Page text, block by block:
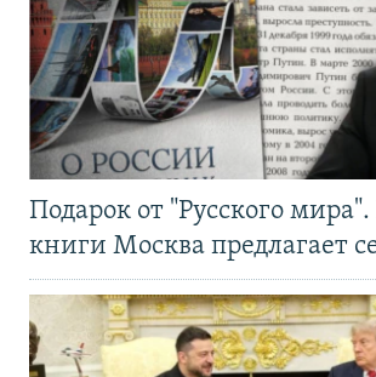
Подарок от "Русского
книги Москва предлагает